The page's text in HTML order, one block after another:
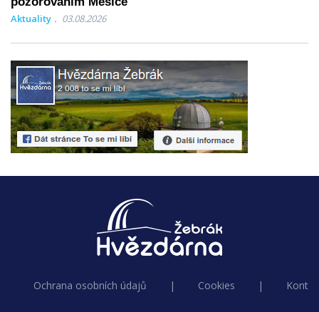
Aktuality 03.08.2026
Ochrana osobních údajů | Cookies |